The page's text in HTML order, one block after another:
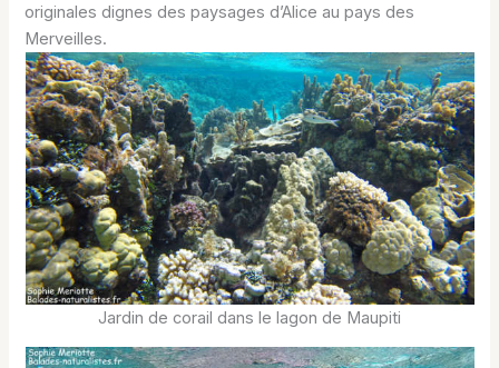
originales dignes des paysages d’Alice au pays des
Merveilles.
Jardin de corail dans le lagon de Maupiti